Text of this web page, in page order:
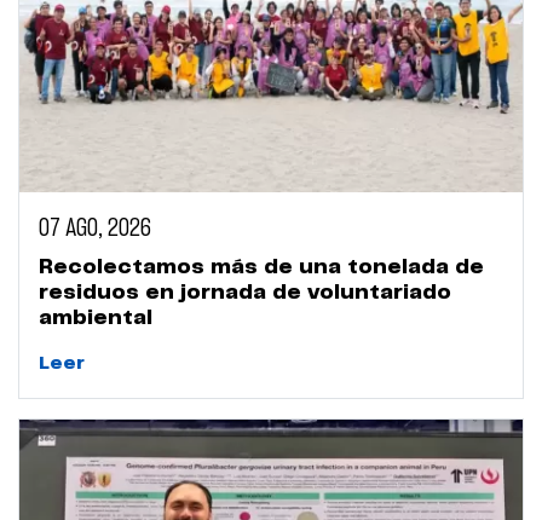
07 AGO, 2026
Recolectamos más de una tonelada de
residuos en jornada de voluntariado
ambiental
Leer